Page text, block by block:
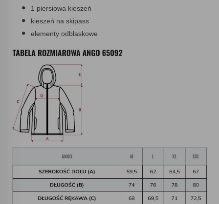
1 piersiowa kieszeń
kieszeń na skipass
elementy odblaskowe